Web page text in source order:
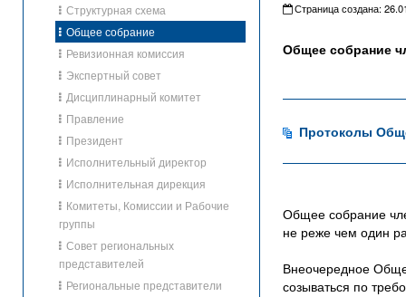
Страница создана:
Общее собрание
Протоколы
Общее собрание
не реже чем один
Внеочередное
созываться по
Структурная схема
Общее собрание
Ревизионная комиссия
Экспертный совет
Дисциплинарный комитет
Правление
Президент
Исполнительный директор
Исполнительная дирекция
Комитеты, Комиссии и Рабочие
группы
Совет региональных
представителей
Региональные представители